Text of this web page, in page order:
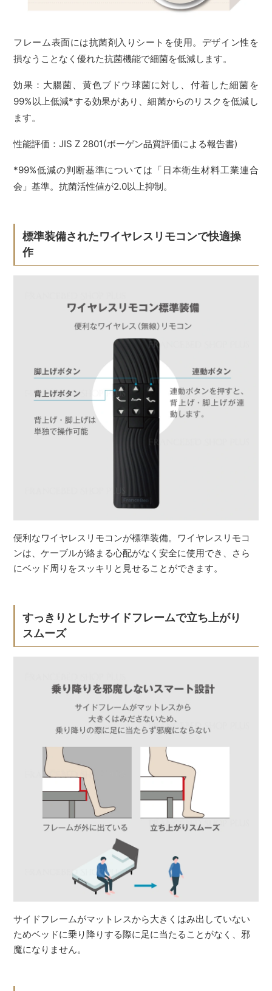
フレーム表面には抗菌剤入りシートを使用。デザイン性を
損なうことなく優れた抗菌機能で細菌を低減します。
効果：大腸菌、黄色ブドウ球菌に対し、付着した細菌を
99%以上低減*する効果があり、細菌からのリスクを低減し
ます。
性能評価：JIS Z 2801(ボーゲン品質評価による報告書)
*99%低減の判断基準については「日本衛生材料工業連合
会」基準。抗菌活性値が2.0以上抑制。
標準装備されたワイヤレスリモコンで快適操
作
便利なワイヤレスリモコンが標準装備。ワイヤレスリモコ
ンは、ケーブルが絡まる心配がなく安全に使用でき、さら
にベッド周りをスッキリと見せることができます。
すっきりとしたサイドフレームで立ち上がり
スムーズ
サイドフレームがマットレスから大きくはみ出していない
ためベッドに乗り降りする際に足に当たることがなく、邪
魔になりません。